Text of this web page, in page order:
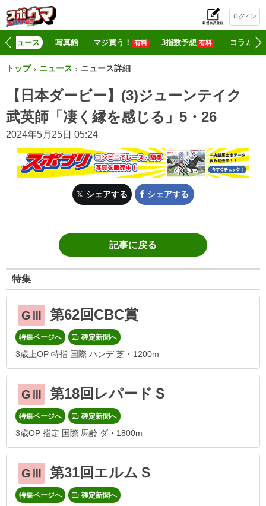
ログイン
ニュース 写真館 マジ買う！ 有料 3指数予想 有料 コラム
トップ ニュース ニュース詳細
【日本ダービー】(3)ジューンテイク
武英師「凄く縁を感じる」5・26
2024年5月25日 05:24
シェアする シェアする
記事に戻る
特集
GⅢ 第62回CBC賞
特集ページへ 確定新聞へ
3歳上OP 特指 国際 ハンデ 芝・1200m
GⅢ 第18回レパードＳ
特集ページへ 確定新聞へ
3歳OP 指定 国際 馬齢 ダ・1800m
GⅢ 第31回エルムＳ
特集ページへ 確定新聞へ